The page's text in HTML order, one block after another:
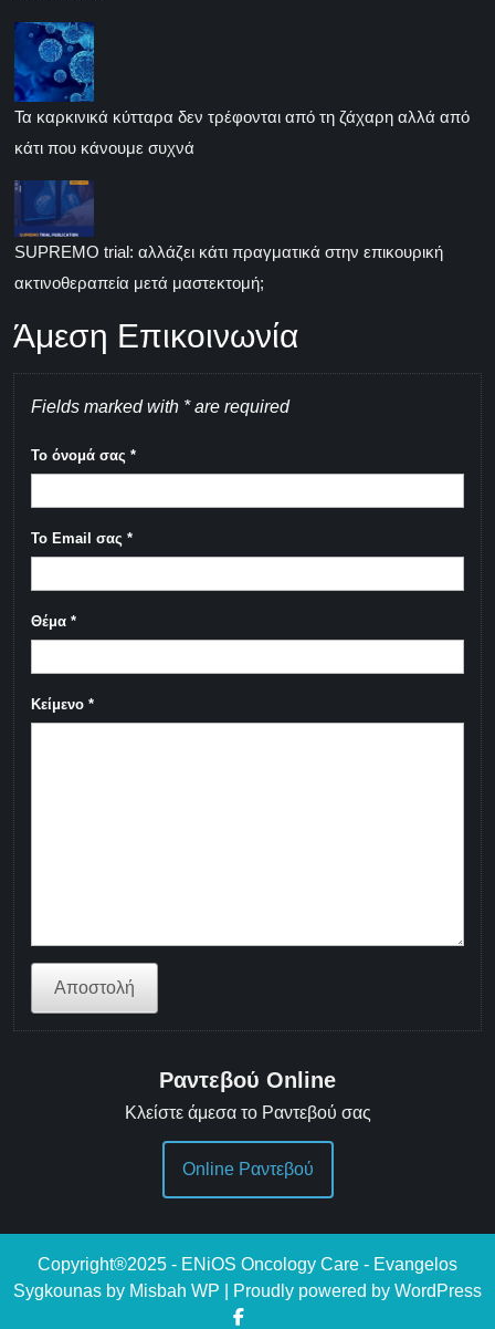
Τα καρκινικά κύτταρα δεν τρέφονται από τη ζάχαρη αλλά από
κάτι που κάνουμε συχνά
SUPREMO trial: αλλάζει κάτι πραγματικά στην επικουρική
ακτινοθεραπεία μετά μαστεκτομή;
Άμεση Επικοινωνία
Fields marked with * are required
Το όνομά σας *
Το Email σας *
Θέμα *
Κείμενο *
Αποστολή
Ραντεβού Online
Κλείστε άμεσα το Ραντεβού σας
Online Ραντεβού
Copyright®2025 - ENiOS Oncology Care - Evangelos
Sygkounas by Misbah WP
| Proudly powered by WordPress